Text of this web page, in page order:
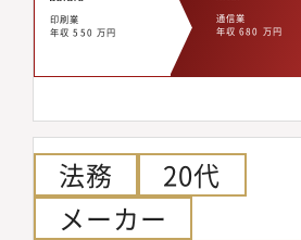
印刷業
年収 550 万円
通信業
年収 680 万円
法務
20代
メーカー